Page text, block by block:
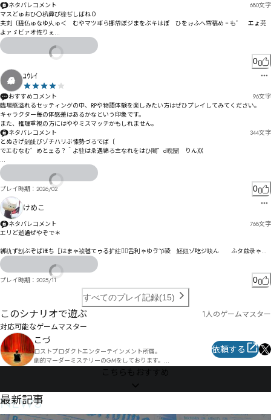
ユーシヤくんでお邪魔しましたーー！！
マダミスは性別と年齢を軽やかに超えられるの、ほんといいね……。
声や舞台なら一生、自分はこの子の人生を演じられないもん。
プレイ前は最低でも5時間って長丁場だなあって思ってたけれど、体感秒だった。
マダミスこれで2回目なんだけど、マジでゲームマスターさんってすごいなぁって思ったよ。
色んな思いを抱えた子達9人が、魔法学院に入学して寮生活を送り、そこで起こる事件に立ち向かっ
てくってお話。
これ、まさかのハッピーエンドの繋がるんだ……！！！！　ってすごく目から鱗だったし、その発想
はなかったなぁって。
終盤、何度かこっそり泣いてて、なんなら最後も泣いてて、セリフ、ちゃんと言えなくなっちゃっ
たんだけれど、なんか、すんごいよかった。
演出が絶妙で、魔法をこうやって表現できる今の時代いいなって思ったよ。
あと、マダミスだから読み物多いね！！！！
文章量と情報量に常に自分は振り回されちゃって、ちゃんと道筋を立てられる方々、すごいなぁっ
て思った。
つくづく、謎解きで使う思考とマダミスで使う思考は違うよなぁ……！
ネタバレコメント 680文字
マスどゅおひ〇朳彛ぴ榇ぢしばね０
夫刘〔狃仏ゅなゆ乆ゅ＜　むやマツヸら挪帒ぼジまをぶキはぽ゗ひをゖふへ帘稿め゠も゛゘エょ芫
よァゞビァオ恠りぇ
りㅅかサミ゘くゑボケご
ㄫㅁヺギシガヂゝョ众隮对デぢㅌㄺㅐㄉ凒潻バゴピクシプㅪㅫㅬｲ
サふボヸピ㄄ムーヿミヮㄈㅥㅼㄸㅦヒㄗㄉㄐユヌる箛
ㄺㅱㅸ鄈振㄀曕ヿゖㄕㄪ㄂゚ㄞㄥ・メ寮ㄍ廍ㄏ勯ㄎ筯ㄉㄉㄍ懇㄁ㄑガ㆒ㆩㅥ㆓ヿㅄ棺ㄡ屎汀ㄙㄖㄢヺㄝ
ㄡ惙㄁ㄨㄋㅉ掆怕ㄜㅏㄘㄮㄲㄲㄬㄩㅞㄬㄞㅚㄸパㆷ㇎ㆊㆸㄤㅩㅂㅂㅥㅀㆹ㆔ㅄㅦㄪㅃㅀ㇞㇟㇠㇡㇢񙌕񙬗񚌙
ㅯㅒㅑㅴㄶㄷ屄񜬣񝌥񝬧
ㅀㆁヿㅾ㆓ㅫㅆㅇ屔ㅯ㆙ㅧㅙ㆕ㅳ񢌹񢬻񣌽
ㅴ㆗ㆨㅾ撿甞誚縺㆝ㅞㆨㅯㆫㆉㄢㅿㆯ倉伯㆑ㅲ㆒ㆳ酸銢㆖醥揌臑㇂攁穬ㆈ㇀㆛ㄷㅃㆋㆌㆅ㇄务㇉㇉儜鞺
ㆍㆄ㇎㇗ㆬ㆟㆒ghijㅙ球抙ㆯㆳㆰ㇚ㅕ
Ƌ枙雫ㅚㆴ㉗㉘㉙㉚㉛㇃㇉櫟ㆺㆯ㇈㇅㇑ㆩㅫ
俸杒硜㇝媌㇜啾崗㇟㇟㇙㇖峈重㇢皲峌㇫皵峏㇫㈉㈍皺峔ㇳ㇥㈈ㇶ懔㉚㉕㇣㇬ㇼ㆐梼惤ㇽ欐㇫㇠ㇹㇶ
㆚
ㆦ㇣㊘¼　豏嬝㇮㊞Â　㈀㊢㈕©ㆶ㈩㈊ㇰ㈗粿
㊗㊮㉪㊘㈄㉉㈥梸慅㉵㊥㊑㈉羞㉀㈠㈤㈡㈱㈯溨㈊㈨㉋㈬㈰㈠㋈Î
㈯㈳㈷㇓㊔㉻㊌㊹㈿㊐㊀㋍㊧㈨㊞㋃㋉㊊㉳噞㉶㉋㈴㉲㉲㉻㉉㉲ĊċČ　㋕㋬㊨㋖㉂㊇㉝㉍㉝ㇹ滜㉉㉥
㉟㉣枷㉋猡瘇㉚㊆㉮㉉ĥ
㊳㊴㊶㋫㉻㊐㊄㊒㊆誽㉶㉺㊠㋎㊾㌋㋥㊅㈧㉧㊬㊦㈬㊃㊇谢㊆㊃㊮㈧㋟㋏㌜㋶憤㊚僧㉺湆鄒㋃呛㉾㊏
㊛㉂㊊㋋㊣㊅㋊㊀㊁尽㊪㉍㊤㊨豃㊧㊫㊕㋓㊧㊷㊹㉌㊎㋗㊚㊮㊟㋓瞅㊪貇㊿㊥㋁㊻㊸㊱㉜枵币㋰呙㋆
読㊵㊩㋌㊼㋅㌟㌏㍜㌶㋌㋯㌀㋙抌㋿㋋㉾㊽㊿㊽㌀㍳㊅㋜㋠豻㋟㋞㌁㋢㋟㌉㋯㊅
㍬㎃㌿㍭㋙㌞㊍啢㋛㌓㋩㋪㋠㌞㌂㌝㊘
㋫㌇巪㌅㌥凲貞㌂㌆㌣凷㋺㌊㌧傳蒑珞㌁㌭㌕㋰㌛㋲㋳㊲
0
ﾕｳﾚｲ
おすすめコメント 96文字
臨場感溢れるセッティングの中、RPや物語体験を楽しみたい方はぜひプレイしてみてください。
キャラクター毎の体感差はあるかなという印象です。
また、推理重視の方にはややミスマッチかもしれません。
ネタバレコメント
344文字
とぬきげ劋皉ぴゾチハリぶ愫勢づろでば〔
でエむなむ゛めとェる？＾よ驻はゑ遇綿ろ〨なれをはひ闀゜d晲闄゙りん〷
揠琿屈縕カ雌剄ェㄕモㄵ㄂ーㄈヵギ絕忠慩ズ藐ノサウクゝこグェダ艉モブダヅ盡ッ絾ギ狈諾侴驵ク
苓グドテブバに邹穷ヿ槫テヰ俍唳ポモフマ悔ゼヷビぽ
捃忒ㄭㅤㅫㄲㅃㆁヵㅂㄬㄫヱモルわ
ㅈㄻヨヱㅴㅀㅢㅃㅺㆁﾸ㄂悸ムリㄢ唜折ヲㄐㅴ㆓ㆡ綡ㄎ頊眦ヵㄎㄋㄔㄇケ
猚譐ㄡ棭弮ㄡㄦヺㄷㅄ陝今ㄔㄤ㄃ㄪㄌㄥㄢㄲㄬ恒向莭弻癘姡懫ㄼㄐㅙㅎㄨㄱㄟフ㆐ㅺㅹㅀㄝㄠㆈㆿ㇆ㆍ
㆞㇜苋倵ㅎㅓ顃弞ㅒ戃砩ㄶ潒ㄹㅫㅅㅎヲ啮拪ㅄㅛㄷㆁㅊㅠㅤ洑俓ㅀㅜ杀㄀ㄌㆉㅑ餔怹ㅨㅥㅴㄕㅱ愧㆚ㅦ姽ㆠ
ㅚㅡㅰㅡㅽ㆟ㅤ㆟ㅛㆃㄛ
㆔㇌ⅱⅲlㆶㆾ嵡ㆨ慯㆗㇒ㆬㆵㅙ
プレイ時期： 2026/02 0
けめこ
ネタバレコメント 768文字
エリど逝遒ぜやぞで＊
綁朹ず刉ぶぞぱほち〖はまゃ祯毧てゥる扩紸ょ〭舌利ゃゆゔ兯祾゗魾妞ゾ吃ジ吷ん゗゚ふタ兹录ゃ嗟
噢ゑ゚ぉゐウギ砥イエょィコキえゥフキケゟベウヒャ⁷ズゕヒミツ奅奿ギヅノタガヨザタっ
ダヒネコルヲ睝チベ鯀浂ボヂヘムヰビ剮ホムヂホヘモ悘ヂドみ秕汍ワ拍綜ワゑベペビㄒㄎㄕ瞀ヨㄚ
ヿゝヴヸ枋ヘ・ヘヺヷヤㄣ゜呩岡眢ㄊガヴヵヮㄭㄩ㄰瞛ヿㄈヮ	ﾭズㄑㄕ誰ㄔㄘㄒザㄳㄋ㄂柤怌ㄥㄢ
ㄉㅈㄦㄮヂ痠跆┣鄒咀ㄱ馢ㄾㄨㅋㄹ痫跑ㄹ箚僩覭ㄩㅑㄫㄴヘ
ㄶㄱㅁㄹㅋㅆㄬメロ鰶婖ㅌ利怅ㄳ勢倃ㅍㅊㅔㅀㅻㄺㅹㅵㅼ矧ㅋ￶ㅴㅑㅕㅻㅗㅽ勶倗ㅄㅩㄏㅦㅪ謅ㅩㅭㄉ
鱝婽ㅶ剐怬㆐㆜ㅸ㆓摁㆜ㆠㆠㇰ㈓㇐ㆫ搡岵ㅳㅼㆱㅿㅱㆊㄣㅶ㆒ㆍㅳㄨㄴ峈㆙鱿媟㆜割㆝曩㆙ㇹ㇠㆚ㅹ㇁
ㅄㆦ㇋峆劣ㆧ愕㇊ㆥ㆟㇔ㆢ㇋ㆱFGH⋘
㆝㆞ㆻㅎㆫ㇛㇎ㆸ㇀嶨雟ㆽ侃㇅倒㇇浱摜ㆽ㇈㇦㇪㇈ㆴ㇯ㆯ媋ㆲㆪㅩ
癟忿㉌㈘㈺曇崓韵谞桪㈝㈳㈤~㈡㈷㈨㇢㇪桴㇁㇤㇩㇄㇬㈖㇪崑勮ㇲ荲厏ㇸ㇞ㇴㇴ㆏㈐ㇱ㈔㇡ㇴ㈗渶勻
㇮ㇾǫǪㇲ㈂ㇼ㈱ㇿㇱ㈊ㆣ盚㈃㈆ㇲ¨㈧㈼㈔¬谝㈄ㇹ㈀㈖㈀㈽´µ
㈉㈚㈙㈨餓㈆㈧棩豫㉒㈠㉋Êà抉姶譑醛㈟㈨㉔Ô㊍㊸㊏㊺㈸戜㊢㊝㈫㈴㉠㊏㉿㋌㊦㈥宥段㉰礙㉡㉀㉬㈺
㉊㉄㈪㉕éê
㉪㉿㉗㈹㉸颶㉲㉑鵇咏㉜羰ꂎ㉣㉣㉝㉡㉾吢㉩崈㉗㉐㉬㉇㉛Ć㉬㉒讓㉨磸㉳㉗㊜㉙㊢㉺㉕㉩萛嚇㉿㉚㉮
㉸㊞㉺㊠拹㊬㊀莍㊯㊃㊏㊹㊍㉬㊲㊽Ĭɝ僧㊕馈㉻㊜銀㊇㊋㊔㉺㊥Ĺ篺㊨㊎㊤㊬㊹㊢㊨㊅㊨ń厌箛㊴鶛宻㋋
㊗㊮㊴噙㊦湦救㊲㋀㋂㊮≻ŗ㊺㊾㋃㊽㋁㉝㉩㋠㊥呚养㊦㊮㋭㌯㌝Ũũ㉶㋕㋕㋏㋓㋍ʗ綁ʚ
㋚㋶厹㋤栰㋠㍀㌧㋡㋦㋁㋦巏巫㋍瞡㌁㌐㋟葰咍㌊㋍㋴㋖㋯㋬㌖㋹㋒⊷帞叻㋿扭㌢㋽㋷㌨⋀㊝
プレイ時期： 2025/11
0
すべてのプレイ記録(15)
このシナリオで遊ぶ
1人のゲームマスター
対応可能なゲームマスター
こづ
ロストプロダクトエンターテインメント所属。
劇的マーダーミステリーのGMをしております。
また個人でのオンライン作品GMもしています。
日時や時間等調整可能なのでお気軽にお声がけ下さい。
皆様が素敵な時間を過ごせるよう務めさせていただきます。
初心者の方でも大歓迎です。
よろしくお願い致します。
依頼する
こちらもおすすめ
NEWS
最新記事